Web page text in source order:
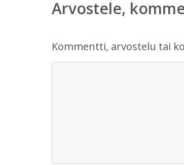
Arvostele,
Kommentti, arvostelu tai